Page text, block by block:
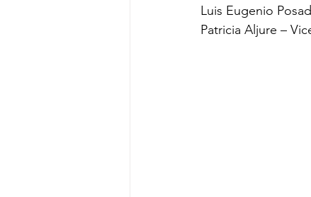
Luis Eugenio
Patricia Aljure –